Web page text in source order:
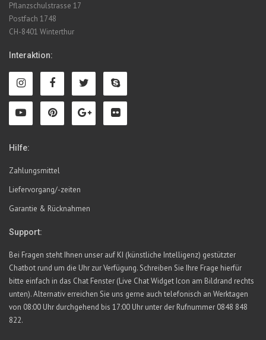
Pflanzschulstrasse 17
Postfach 1748
CH-8401 Winterthur
Interaktion:
Hilfe:
Zahlungsmittel
Liefervorgang/-zeiten
Garantie & Rücknahmen
Support:
Bei Fragen steht Ihnen unser auf KI (künstliche Intelligenz) gestützter
Chatbot rund um die Uhr zur Verfügung. Schreiben Sie Ihre Frage hierfür
bitte einfach in das Chat Fenster (Live Chat Widget Icon am Bildrand rechts
unten). Alternativ erreichen Sie uns gerne auch telefonisch an Werktagen
von 08:00 Uhr durchgehend bis 17:00 Uhr unter der Rufnummer 0848 848
822.